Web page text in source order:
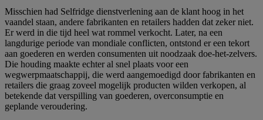
Misschien had Selfridge dienstverlening aan de klant hoog in het
vaandel staan, andere fabrikanten en retailers hadden dat zeker niet.
Er werd in die tijd heel wat rommel verkocht. Later, na een
langdurige periode van mondiale conflicten, ontstond er een tekort
aan goederen en werden consumenten uit noodzaak doe-het-zelvers.
Die houding maakte echter al snel plaats voor een
wegwerpmaatschappij, die werd aangemoedigd door fabrikanten en
retailers die graag zoveel mogelijk producten wilden verkopen, al
betekende dat verspilling van goederen, overconsumptie en
geplande veroudering.